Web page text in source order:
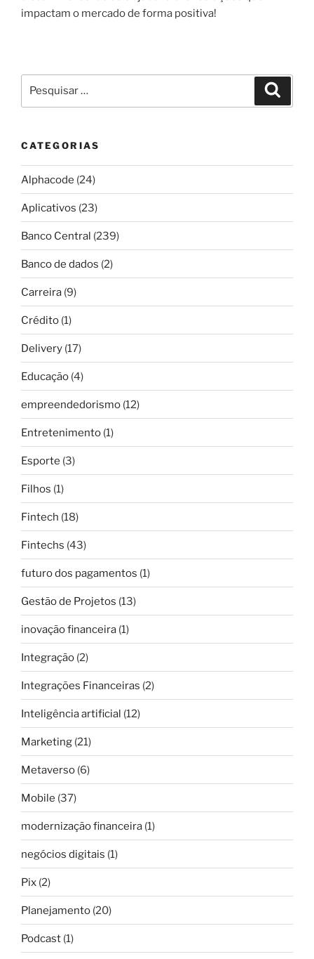
impactam o mercado de forma positiva!
por:
CATEGORIAS
Alphacode (24)
Aplicativos (23)
Banco Central (239)
Banco de dados (2)
Carreira (9)
Crédito (1)
Delivery (17)
Educação (4)
empreendedorismo (12)
Entretenimento (1)
Esporte (3)
Filhos (1)
Fintech (18)
Fintechs (43)
futuro dos pagamentos (1)
Gestão de Projetos (13)
inovação financeira (1)
Integração (2)
Integrações Financeiras (2)
Inteligência artificial (12)
Marketing (21)
Metaverso (6)
Mobile (37)
modernização financeira (1)
negócios digitais (1)
Pix (2)
Planejamento (20)
Podcast (1)